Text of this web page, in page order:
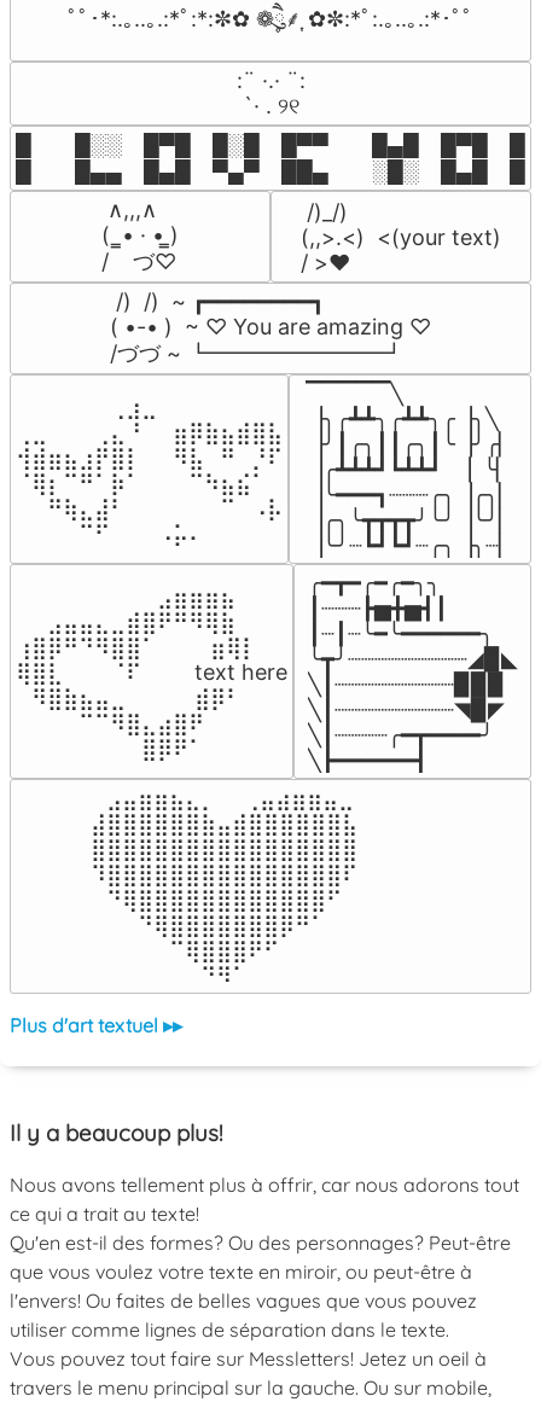
ﾟﾟ･*:.｡..｡.:*ﾟ:*:✼✿ ❁ཻུ۪۪⸙͎ ✿✼:*ﾟ:.｡..｡.:*･ﾟﾟ
⠀:¨ ·.· ¨:⠀
⠀ `· . ୨୧⠀
█  █░░ █▀█ █░█ █▀▀  █▄█ █▀█
█  █▄▄ █▄█ ▀▄▀ ██▄  ░█░ █▄█
∧,,,∧
(  ̳• · • ̳)
/    づ♡
/)_/)
(,,>.<)  <(your text)
/ >❤️
/)  /)  ~ ┏━━━━━━━━┓
( •-• )  ~ ♡ You are amazing ♡
/づづ ~ ┗━━━━━━━━┛
⠀⠀⠀⠀⠀⠀⢀⣰⣀⠀⠀⠀⠀⠀⠀⠀⠀
⢀⣀⠀⠀⠀⢀⣄⠘⠀⠀⣶⡿⣷⣦⣾⣿⣧
⢺⣾⣶⣦⣰⡟⣿⡇⠀⠀⠻⣧⠀⠛⠀⡘⠏
⠈⢿⡆⠉⠛⠁⡷⠁⠀⠀⠀⠉⠳⣦⣮⠁⠀
⠀⠀⠛⢷⣄⣼⠃⠀⠀⠀⠀⠀⠀⠉⠀⠠⡧
⠀⠀⠀⠀⠉⠋⠀⠀⠀⠠⡥⠄⠀⠀⠀⠀⠀
▔▔▔▔▔╲
▕╮╭┻┻╮╭┻┻╮╭▕╮╲
▕╯┃╭╮┃┃╭╮┃╰▕╯╭▏
▕╭┻┻┻┛┗┻┻┛  ▕  ╰▏
▕╰━━━┓┈┈┈╭╮▕╭╮▏
▕╭╮╰┳┳┳┳╯╰╯▕╰╯▏
▕╰╯┈┗┛┗┛┈╭╮▕╮┈▏
⠀⠀⠀⠀⠀⠀⠀⠀⠀⣠⣶⣶⣶⣦⠀⠀
⠀⠀⣠⣤⣤⣄⣀⣾⣿⠟⠛⠻⢿⣷⠀
⢰⣿⡿⠛⠙⠻⣿⣿⠁⠀⠀ ⠀⣶⢿⡇
⢿⣿⣇⠀⠀⠀⠈⠏⠀⠀⠀ text here
⠀⠻⣿⣷⣦⣤⣀⠀⠀⠀ ⠀⣾⡿⠃⠀
⠀⠀⠀⠀⠉⠉⠻⣿⣄⣴⣿⠟⠀⠀⠀
⠀⠀⠀⠀⠀⠀⠀⠀⣿⡿⠟⠁⠀⠀⠀
╭━┳━╭━╭━╮╮
┃┈┈┈┣▅╋▅┫┃
┃┈┃┈╰━╰━━━━━━╮
╰┳╯┈┈┈┈┈┈┈┈┈◢▉◣
╲┃┈┈┈┈┈┈┈┈┈▉▉▉
╲┃┈┈┈┈┈┈┈┈┈◥▉◤
╲┃┈┈┈┈╭━┳━━━━╯
╲┣━━━━━━┫﻿
⠀⣠⣤⣶⣶⣦⣄⡀  ⠀⢀⣤⣴⣶⣶⣤⣀⠀
⣼⣿⣿⣿⣿⣿⣿⣷⣤⣾⣿⣿⣿⣿⣿⣿⣧
⣿⣿⣿⣿⣿⣿⣿⣿⣿⣿⣿⣿⣿⣿⣿⣿⣿
⠹⣿⣿⣿⣿⣿⣿⣿⣿⣿⣿⣿⣿⣿⣿⣿⠏
⠀⠙⢿⣿⣿⣿⣿⣿⣿⣿⣿⣿⣿⣿⣿⠋⠀
⠀⠀⠀⠙⢿⣿⣿⣿⣿⣿⣿⣿⡿⠛⠁⠀⠀
⠀⠀⠀⠀⠀⠉⢿⣿⣿⣿⠟⠋⠀⠀⠀⠀⠀
⠀⠀⠀⠀⠀⠀⠀⠙⠻⠁⠀⠀⠀⠀⠀⠀⠀⠀⠀⠀⠀⠀⠀
Plus d'art textuel ▸▸
Il y a beaucoup plus!
Nous avons tellement plus à offrir, car nous adorons tout
ce qui a trait au texte!
Qu'en est-il des formes? Ou des personnages? Peut-être
que vous voulez votre texte en miroir, ou peut-être à
l'envers! Ou faites de belles vagues que vous pouvez
utiliser comme lignes de séparation dans le texte.
Vous pouvez tout faire sur Messletters! Jetez un oeil à
travers le menu principal sur la gauche. Ou sur mobile,